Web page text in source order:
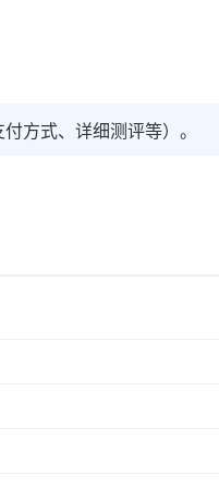
方式、详细测评等）。